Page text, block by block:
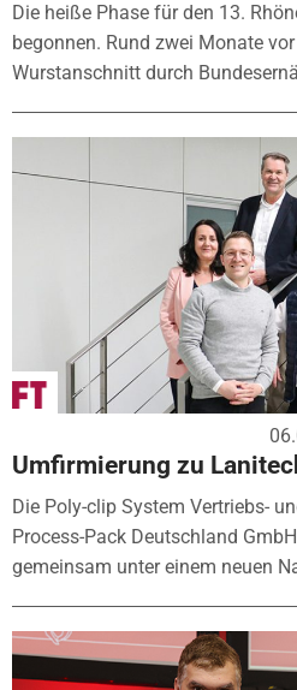
Die heiße Phase für den 13.
begonnen. Rund zwei Monate
Wurstanschnitt durch
Umfirmierung zu
Die Poly-clip System Vertriebs-
Process-Pack Deutschland
gemeinsam unter einem neuen